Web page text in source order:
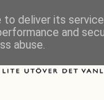
deliver its
and
abuse.